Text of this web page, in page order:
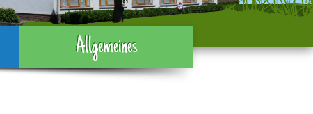
Allgemeines